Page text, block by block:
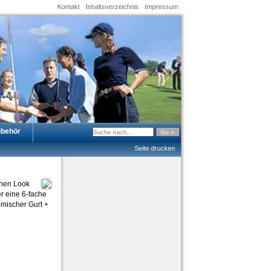
Kontakt Inhaltsverzeichnis Impressum
Seite drucken
Look
eine 6-fache
Gurt +